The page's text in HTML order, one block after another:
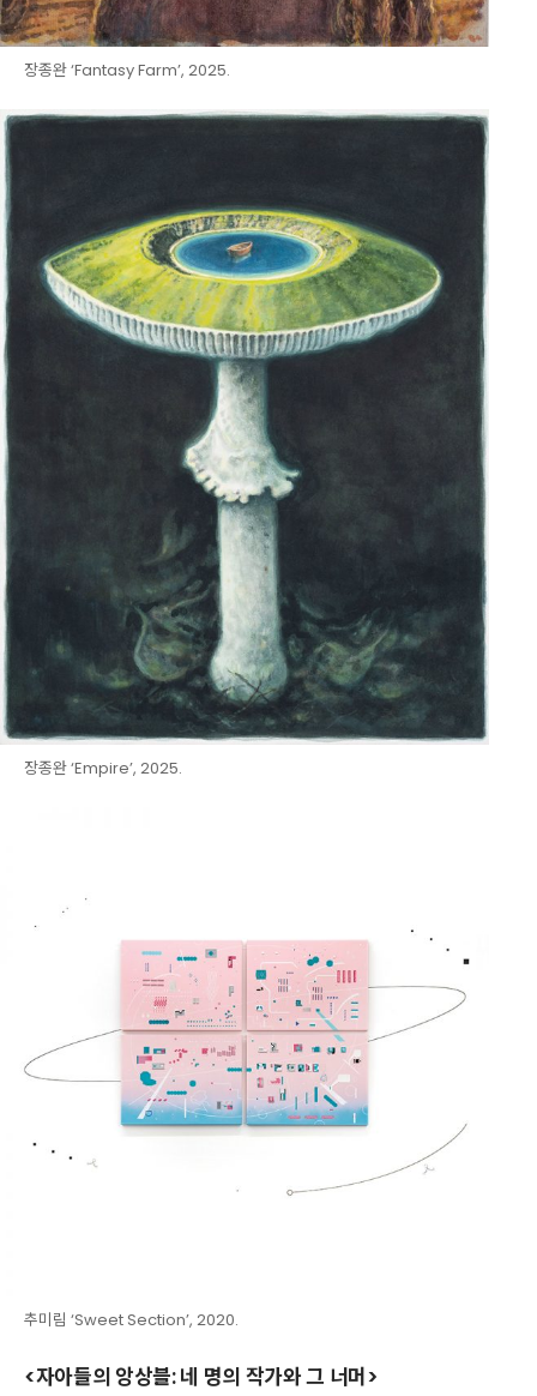
장종완 ‘Fantasy Farm’, 2025.
장종완 ‘Empire’, 2025.
추미림 ‘Sweet Section’, 2020.
<자아들의 앙상블: 네 명의 작가와 그 너머>